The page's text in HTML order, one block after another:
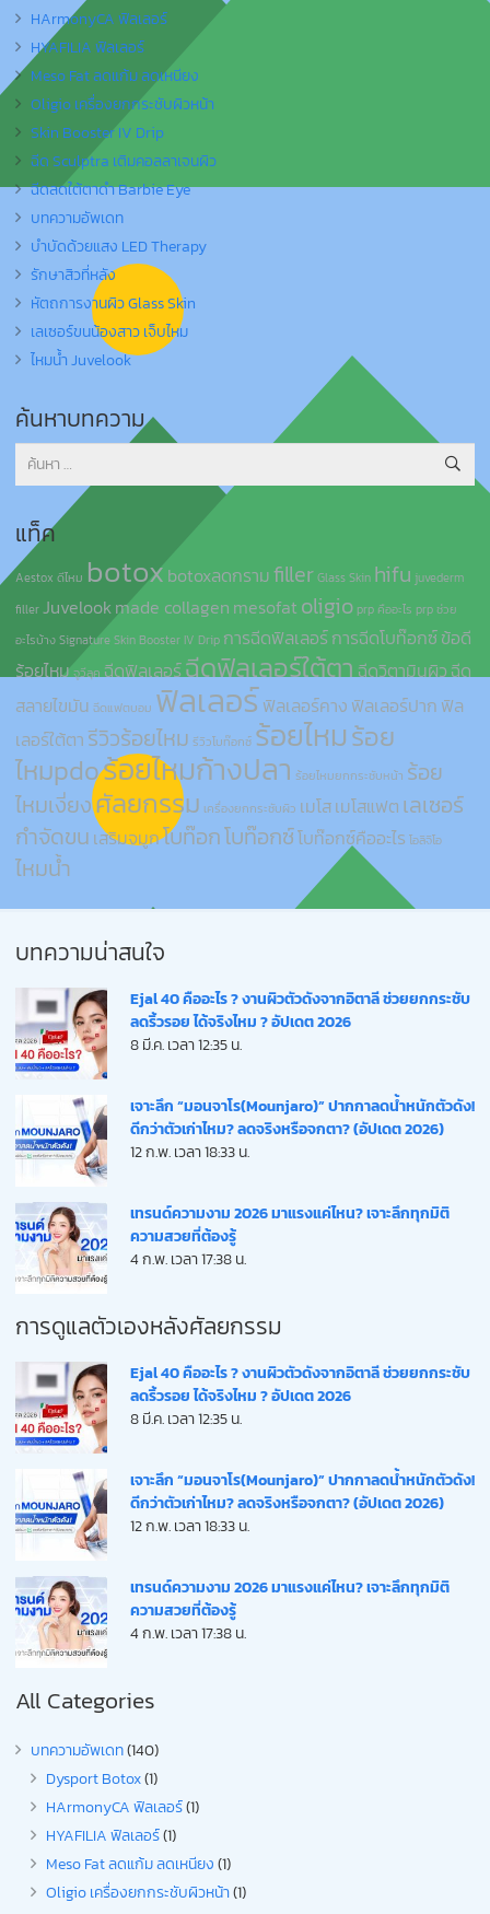
HArmonyCA ฟิลเลอร์
HYAFILIA ฟิลเลอร์
Meso Fat ลดแก้ม ลดเหนียง
Oligio เครื่องยกกระชับผิวหน้า
Skin Booster IV Drip
ฉีด Sculptra เติมคอลลาเจนผิว
ฉีดลดใต้ตาดำ Barbie Eye
บทความอัพเดท
บำบัดด้วยแสง LED Therapy
รักษาสิวที่หลัง
หัตถการงานผิว Glass Skin
เลเซอร์ขนน้องสาว เจ็บไหม
ไหมน้ำ Juvelook
ค้นหาบทความ
ค้นหา
สำหรับ:
แท็ค
Aestox ดีไหม botoxbotoxลดกรามfillerGlass Skin hifu juvederm
fillerJuvelookmade collagen mesofat oligio prp คืออะไร prp ช่วย
อะไรบ้างSignature Skin Booster IV Drip การฉีดฟิลเลอร์การฉีดโบท๊อกซ์ข้อดี
ร้อยไหมจูวีลุค ฉีดฟิลเลอร์ฉีดฟิลเลอร์ใต้ตาฉีดวิตามินผิวฉีด
สลายไขมัน ฉีดแฟตบอม ฟิลเลอร์ฟิลเลอร์คาง ฟิลเลอร์ปาก ฟิล
เลอร์ใต้ตารีวิวร้อยไหม รีวิวโบท๊อกซ์ ร้อยไหมร้อย
ไหมpdoร้อยไหมก้างปลา ร้อยไหมยกกระชับหน้า ร้อย
ไหมเงี่ยงศัลยกรรม เครื่องยกกระชับผิว เมโสเมโสแฟต เลเซอร์
กำจัดขน เสริมจมูกโบท๊อกโบท๊อกซ์โบท๊อกซ์คืออะไร โอลิจิโอ
ไหมน้ำ
บทความน่าสนใจ
Ejal 40 คืออะไร ? งานผิวตัวดังจากอิตาลี ช่วยยกกระชับ
ลดริ้วรอย ได้จริงไหม ? อัปเดต 2026
8 มี.ค. เวลา 12:35 น.
เจาะลึก “มอนจาโร(Mounjaro)” ปากกาลดน้ำหนักตัวดัง!
ดีกว่าตัวเก่าไหม? ลดจริงหรือจกตา? (อัปเดต 2026)
12 ก.พ. เวลา 18:33 น.
เทรนด์ความงาม 2026 มาแรงแค่ไหน? เจาะลึกทุกมิติ
ความสวยที่ต้องรู้
4 ก.พ. เวลา 17:38 น.
การดูแลตัวเองหลังศัลยกรรม
Ejal 40 คืออะไร ? งานผิวตัวดังจากอิตาลี ช่วยยกกระชับ
ลดริ้วรอย ได้จริงไหม ? อัปเดต 2026
8 มี.ค. เวลา 12:35 น.
เจาะลึก “มอนจาโร(Mounjaro)” ปากกาลดน้ำหนักตัวดัง!
ดีกว่าตัวเก่าไหม? ลดจริงหรือจกตา? (อัปเดต 2026)
12 ก.พ. เวลา 18:33 น.
เทรนด์ความงาม 2026 มาแรงแค่ไหน? เจาะลึกทุกมิติ
ความสวยที่ต้องรู้
4 ก.พ. เวลา 17:38 น.
All Categories
บทความอัพเดท(140)
Dysport Botox(1)
HArmonyCA ฟิลเลอร์(1)
HYAFILIA ฟิลเลอร์(1)
Meso Fat ลดแก้ม ลดเหนียง(1)
Oligio เครื่องยกกระชับผิวหน้า(1)